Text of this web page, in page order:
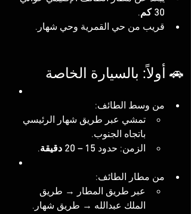
30 كم
.
قريب من حي القمرية وحي شهار.
🚗 أولاً: بالسيارة الخاصة
من وسط الطائف:
تمشي عبر طريق شهار الرئيسي
باتجاه الجنوب.
الزمن: حدود 15 – 20 دقيقة .
من مطار الطائف:
عبر طريق المطار → طريق
الملك عبدالله → طريق شهار.